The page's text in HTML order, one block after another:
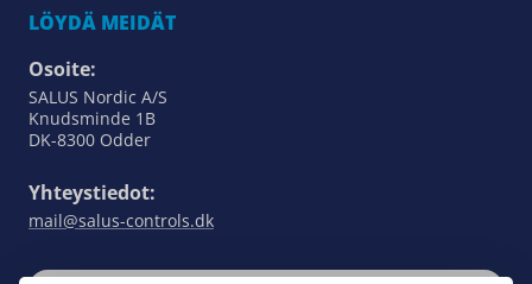
LÖYDÄ MEIDÄT
Osoite:
SALUS Nordic A/S
Knudsminde 1B
DK-8300 Odder
Yhteystiedot:
mail@salus-controls.dk